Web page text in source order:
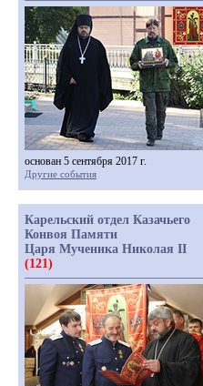
основан 5 сентября 2017 г.
Другие события
Карельский отдел Казачьего
Конвоя Памяти
Царя Мученика Николая II
(121)